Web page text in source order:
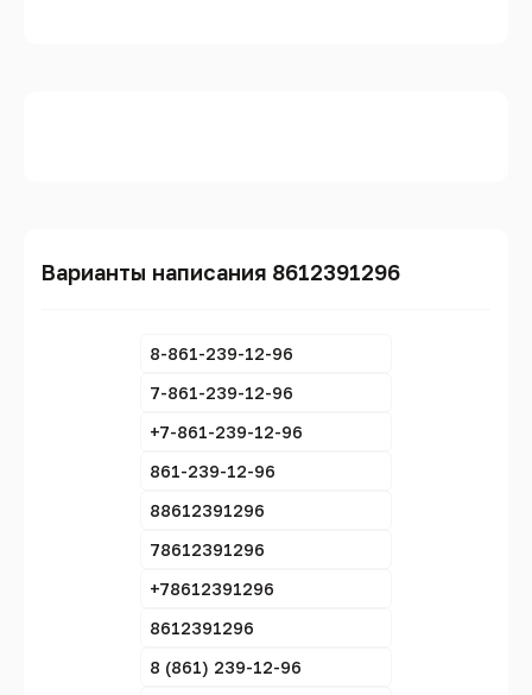
Варианты написания 8612391296
8-861-239-12-96
7-861-239-12-96
+7-861-239-12-96
861-239-12-96
88612391296
78612391296
+78612391296
8612391296
8 (861) 239-12-96